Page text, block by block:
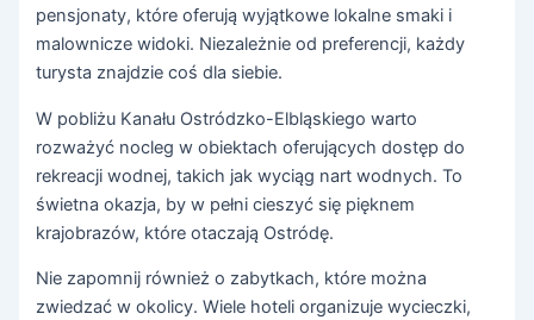
pensjonaty, które oferują wyjątkowe lokalne smaki i
malownicze widoki. Niezależnie od preferencji, każdy
turysta znajdzie coś dla siebie.
W pobliżu Kanału Ostródzko-Elbląskiego warto
rozważyć nocleg w obiektach oferujących dostęp do
rekreacji wodnej, takich jak wyciąg nart wodnych. To
świetna okazja, by w pełni cieszyć się pięknem
krajobrazów, które otaczają Ostródę.
Nie zapomnij również o zabytkach, które można
zwiedzać w okolicy. Wiele hoteli organizuje wycieczki,